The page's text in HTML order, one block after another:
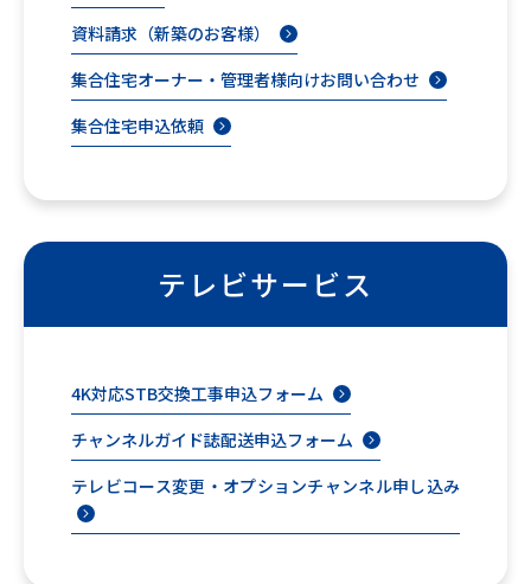
資料請求（新築のお客様）
集合住宅オーナー・管理者様向けお問い合わせ
集合住宅申込依頼
テレビサービス
4K対応STB交換工事申込フォーム
チャンネルガイド誌配送申込フォーム
テレビコース変更・オプションチャンネル申し込み